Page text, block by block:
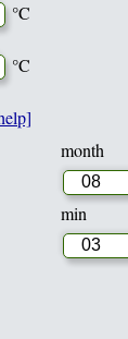
°C
°C
month
min